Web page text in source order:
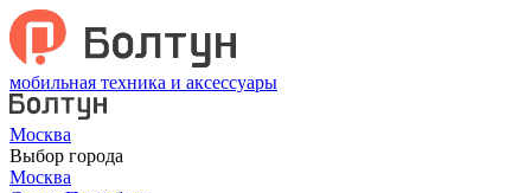
мобильная техника и аксессуары
Москва
Выбор города
Москва